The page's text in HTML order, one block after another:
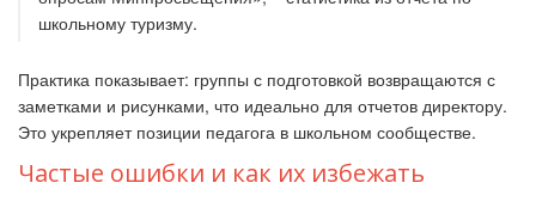
школьному туризму.
Практика показывает: группы с подготовкой возвращаются с
заметками и рисунками, что идеально для отчетов директору.
Это укрепляет позиции педагога в школьном сообществе.
Частые ошибки и как их избежать